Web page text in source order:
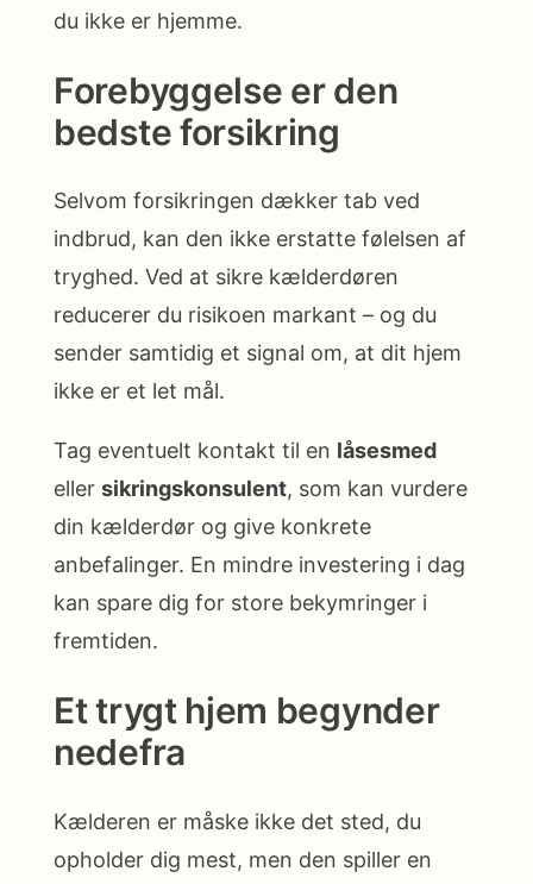
du ikke er hjemme.
Forebyggelse er den
bedste forsikring
Selvom forsikringen dækker tab ved
indbrud, kan den ikke erstatte følelsen af
tryghed. Ved at sikre kælderdøren
reducerer du risikoen markant – og du
sender samtidig et signal om, at dit hjem
ikke er et let mål.
Tag eventuelt kontakt til en låsesmed
eller sikringskonsulent, som kan vurdere
din kælderdør og give konkrete
anbefalinger. En mindre investering i dag
kan spare dig for store bekymringer i
fremtiden.
Et trygt hjem begynder
nedefra
Kælderen er måske ikke det sted, du
opholder dig mest, men den spiller en